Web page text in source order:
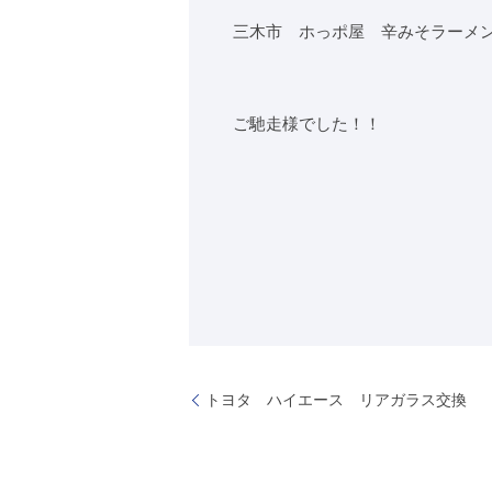
三木市 ホっポ屋 辛みそラーメン
ご馳走様でした！！
トヨタ ハイエース リアガラス交換